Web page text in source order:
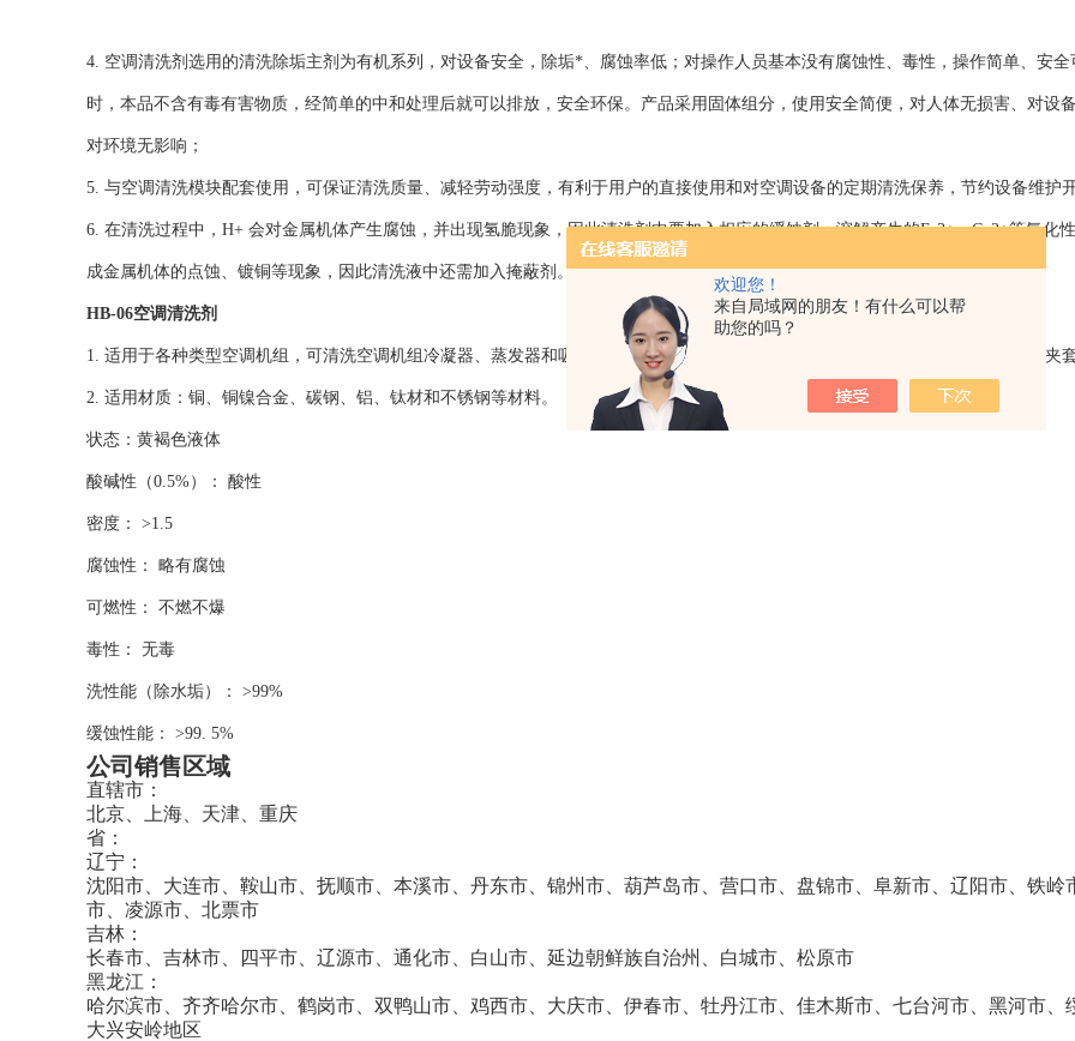
欢迎您！
来自局域网的朋友！有什么可以帮
助您的吗？
4. 空调清洗剂选用的清洗除垢主剂为有机系列，对设备安全，除垢*、腐蚀率低；对操作人员基本没有腐蚀性、毒性，操作简单、安全
时，本品不含有毒有害物质，经简单的中和处理后就可以排放，安全环保。产品采用固体组分，使用安全简便，对人体无损害、对设备
对环境无影响；
5. 与空调清洗模块配套使用，可保证清洗质量、减轻劳动强度，有利于用户的直接使用和对空调设备的定期清洗保养，节约设备维护开
6. 在清洗过程中，H+ 会对金属机体产生腐蚀，并出现氢脆现象，因此清洗剂中要加入相应的缓蚀剂；溶解产生的Fe3+、Cu2+等氧化
成金属机体的点蚀、镀铜等现象，因此清洗液中还需加入掩蔽剂。
HB-06空调清洗剂
1. 适用于各种类型空调机组，可清洗空调机组冷凝器、蒸发器和吸收器的循环水系统和低温水系统、热水锅炉和柴油发电机组水冷夹
2. 适用材质：铜、铜镍合金、碳钢、铝、钛材和不锈钢等材料。
状态：黄褐色液体
酸碱性（0.5%）： 酸性
密度： >1.5
腐蚀性： 略有腐蚀
可燃性： 不燃不爆
毒性： 无毒
洗性能（除水垢）： >99%
缓蚀性能： >99. 5%
公司销售区域
直辖市：
北京、上海、天津、重庆
省：
辽宁：
沈阳市、大连市、鞍山市、抚顺市、本溪市、丹东市、锦州市、葫芦岛市、营口市、盘锦市、阜新市、辽阳市、铁岭
市、凌源市、北票市
吉林：
长春市、吉林市、四平市、辽源市、通化市、白山市、延边朝鲜族自治州、白城市、松原市
黑龙江：
哈尔滨市、齐齐哈尔市、鹤岗市、双鸭山市、鸡西市、大庆市、伊春市、牡丹江市、佳木斯市、七台河市、黑河市、
大兴安岭地区